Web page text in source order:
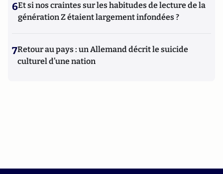
6Et si nos craintes sur les habitudes de lecture de la
génération Z étaient largement infondées ?
7Retour au pays : un Allemand décrit le suicide
culturel d’une nation